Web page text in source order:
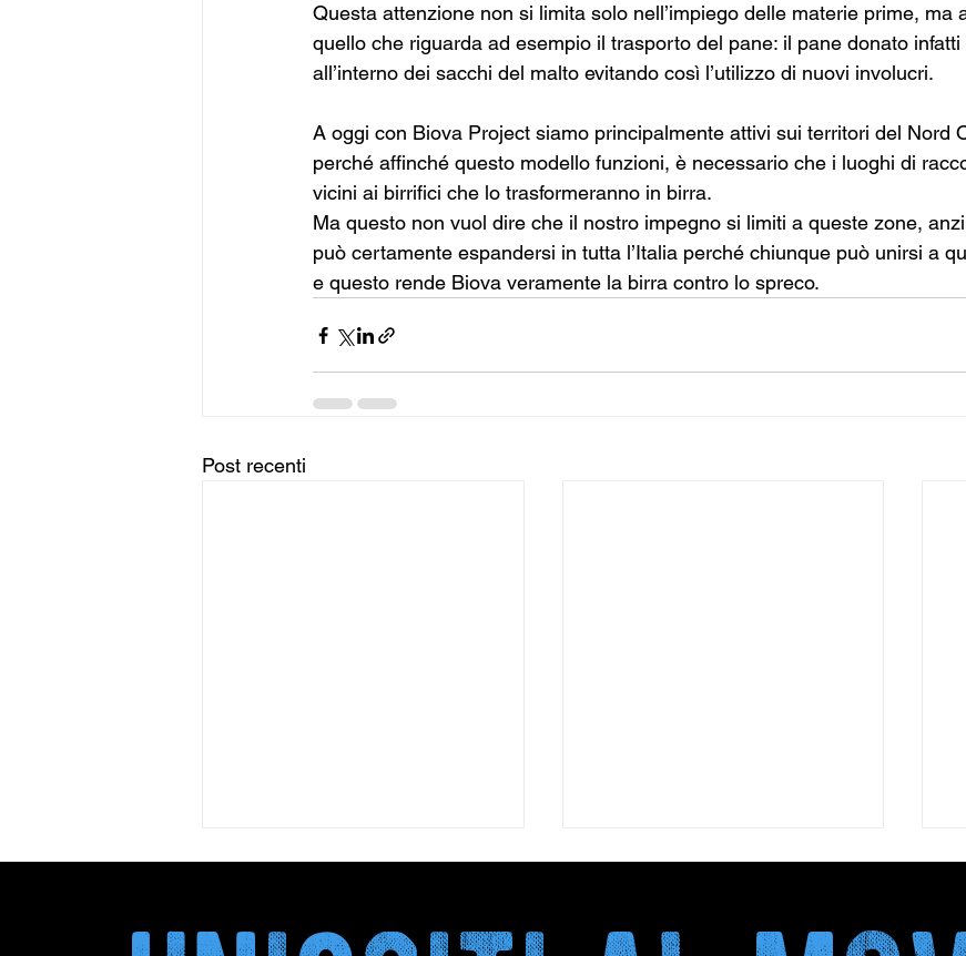
Questa attenzione non si limita solo nell’impiego delle materie prime, ma
quello che riguarda ad esempio il trasporto del pane: il pane donato
all’interno dei sacchi del malto evitando così l’utilizzo di nuovi involucri.
A oggi con Biova Project siamo principalmente attivi sui territori del Nord
perché affinché questo modello funzioni, è necessario che i luoghi di
vicini ai birrifici che lo trasformeranno in birra.
Ma questo non vuol dire che il nostro impegno si limiti a queste zone,
può certamente espandersi in tutta l’Italia perché chiunque può unirsi a
e questo rende Biova veramente la birra contro lo spreco.
Post recenti